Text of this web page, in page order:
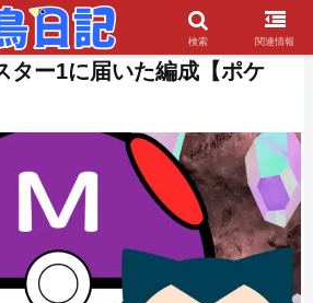
ター1に届いた編成【ポケ
検索 関連情報